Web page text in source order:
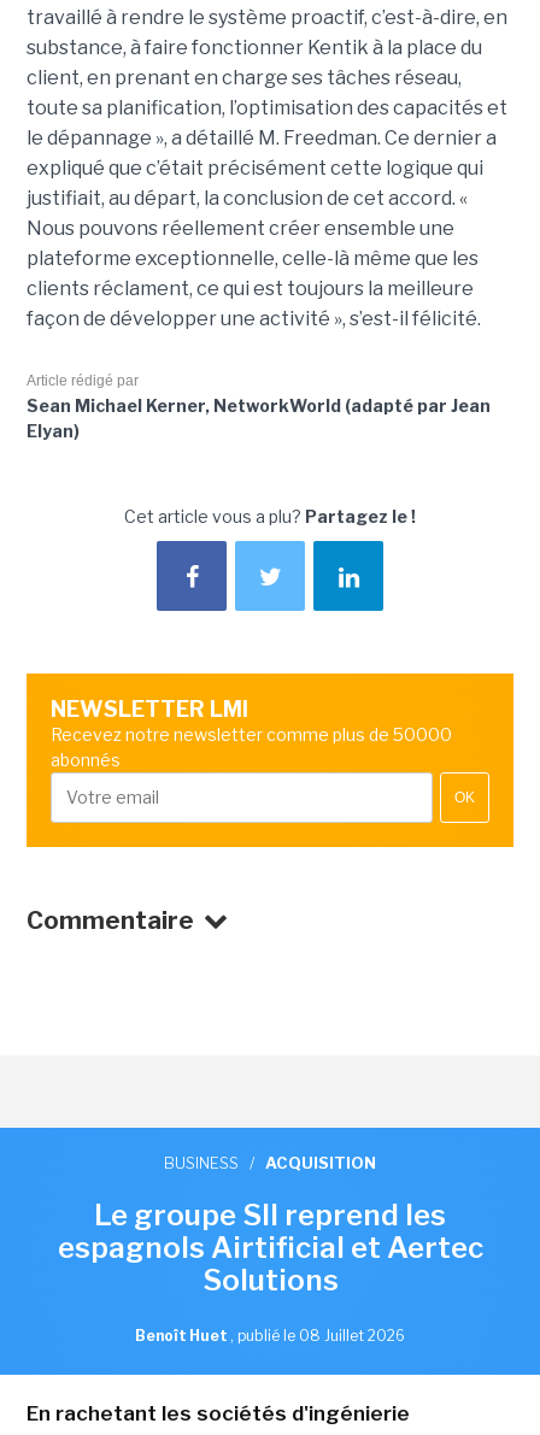
travaillé à rendre le système proactif, c’est-à-dire, en
substance, à faire fonctionner Kentik à la place du
client, en prenant en charge ses tâches réseau,
toute sa planification, l’optimisation des capacités et
le dépannage », a détaillé M. Freedman. Ce dernier a
expliqué que c’était précisément cette logique qui
justifiait, au départ, la conclusion de cet accord. «
Nous pouvons réellement créer ensemble une
plateforme exceptionnelle, celle-là même que les
clients réclament, ce qui est toujours la meilleure
façon de développer une activité », s’est-il félicité.
Article rédigé par
Sean Michael Kerner, NetworkWorld (adapté par Jean
Elyan)
Cet article vous a plu? Partagez le !
NEWSLETTER LMI
Recevez notre newsletter comme plus de 50000
abonnés
OK
Commentaire
BUSINESS / ACQUISITION
Le groupe SII reprend les
espagnols Airtificial et Aertec
Solutions
Benoît Huet , publié le 08 Juillet 2026
En rachetant les sociétés d'ingénierie